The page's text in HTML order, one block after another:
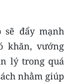
sẽ đẩy mạnh
khăn, vướng
lý trong quá
nhằm giúp